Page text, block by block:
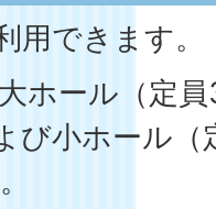
できます。
ホール（定
び小ホール